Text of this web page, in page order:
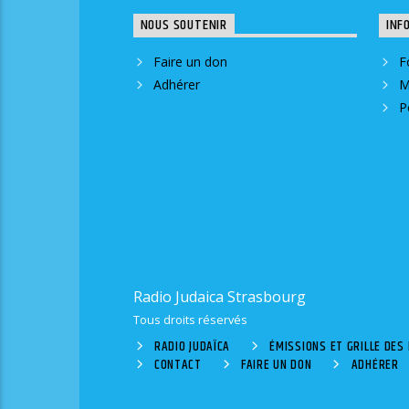
NOUS SOUTENIR
Faire un don
Adhérer
Radio Judaica Strasbourg
Tous droits réservés
RADIO JUDAÏCA ÉMISSIONS ET GRILLE DES
CONTACT
FAIRE UN DON ADHÉRER